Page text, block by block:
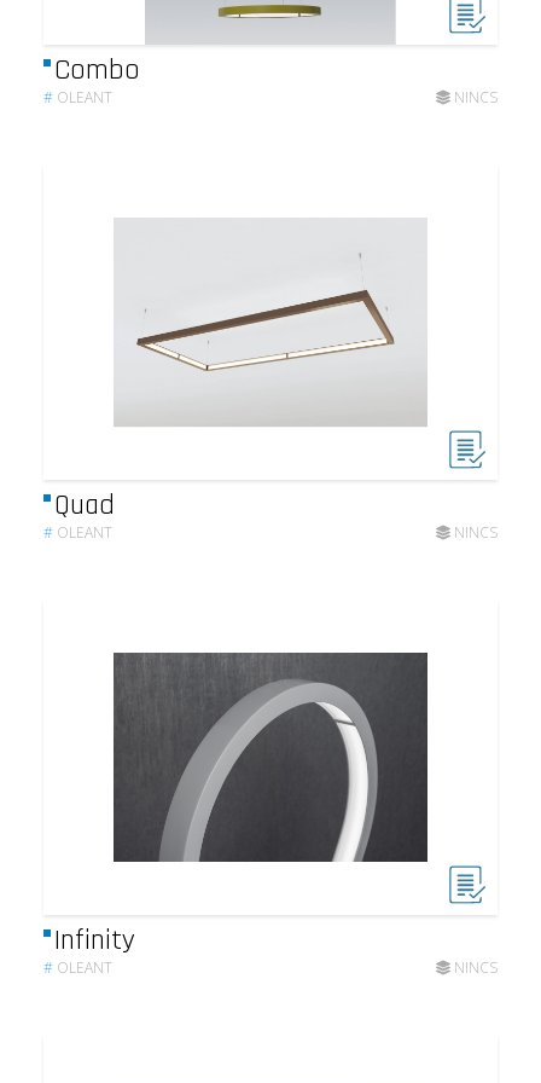
Combo
# OLEANT NINCS
Quad
# OLEANT NINCS
Infinity
# OLEANT NINCS